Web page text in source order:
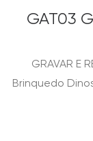
GAT03
GRAVAR E
Brinquedo